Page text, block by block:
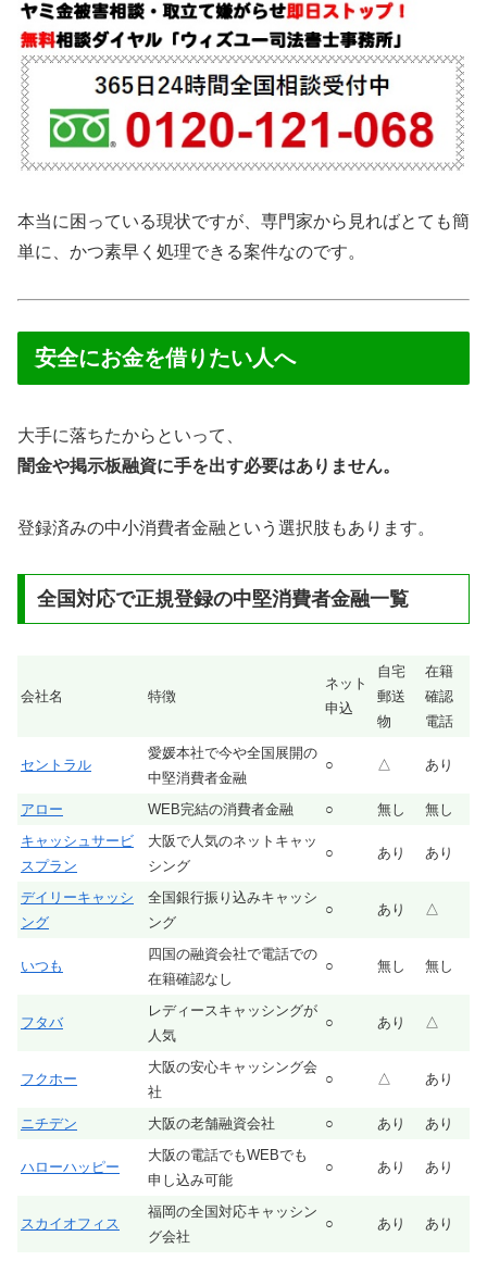
本当に困っている現状ですが、専門家から見ればとても簡
単に、かつ素早く処理できる案件なのです。
安全にお金を借りたい人へ
大手に落ちたからといって、
闇金や掲示板融資に手を出す必要はありません。
登録済みの中小消費者金融という選択肢もあります。
全国対応で正規登録の中堅消費者金融一覧
会社名 特徴
ネット
申込
自宅
郵送
物
在籍
確認
電話
セントラル
愛媛本社で今や全国展開の
中堅消費者金融
○ △ あり
アロー WEB完結の消費者金融 ○ 無し
無し
キャッシュサービ
スプラン
大阪で人気のネットキャッ
シング
○ あり あり
デイリーキャッシ
ング
全国銀行振り込みキャッシ
ング
○ あり △
いつも
四国の融資会社で電話での
在籍確認なし
○ 無し 無し
フタバ
レディースキャッシングが
人気
○ あり △
フクホー
大阪の安心キャッシング会
社
○ △ あり
ニチデン 大阪の老舗融資会社 ○ あり あり
ハローハッピー
大阪の電話でもWEBでも
申し込み可能
○ あり あり
スカイオフィス
福岡の全国対応キャッシン
グ会社
○ あり あり